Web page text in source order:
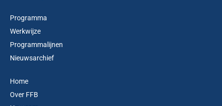
Programma
Werkwijze
Programmalijnen
Nieuwsarchief
Home
Over FFB